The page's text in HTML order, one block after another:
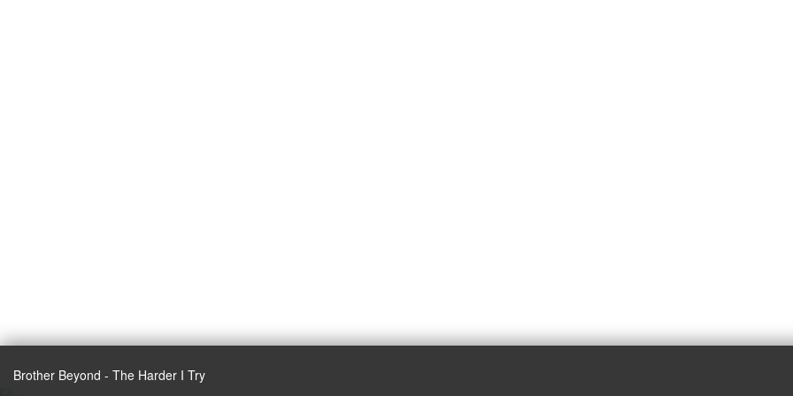
Brother Beyond - The Harder I Try